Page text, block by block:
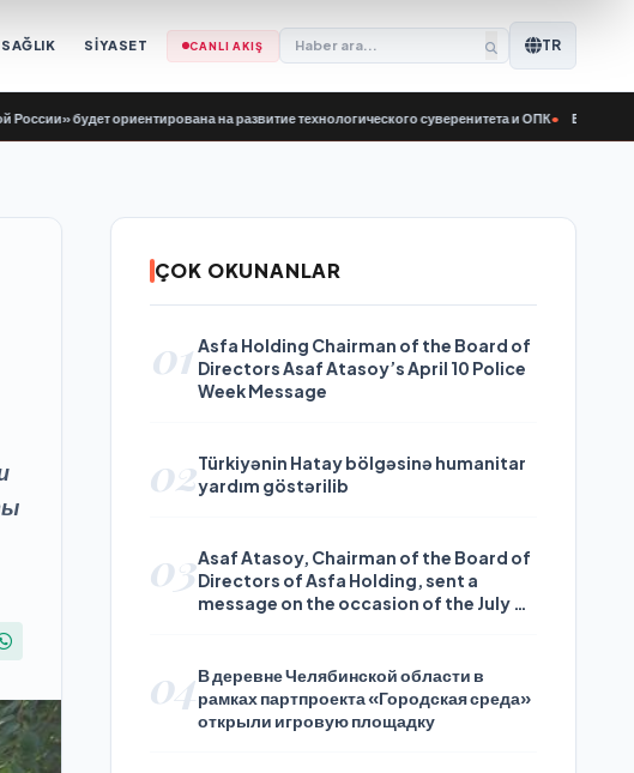
SAĞLIK SİYASET CANLI AKIŞ TR
ориентирована на развитие технологического суверенитета и ОПК• Birleşik Rusya
ÇOK OKUNANLAR
01 Asfa Holding Chairman of the Board of
Directors Asaf Atasoy’s April 10 Police
Week Message
02Türkiyənin Hatay bölgəsinə humanitar
yardım göstərilib
03Asaf Atasoy, Chairman of the Board of
Directors of Asfa Holding, sent a
message on the occasion of the July 24
04В деревне Челябинской области в
рамках партпроекта «Городская среда»
открыли игровую площадку